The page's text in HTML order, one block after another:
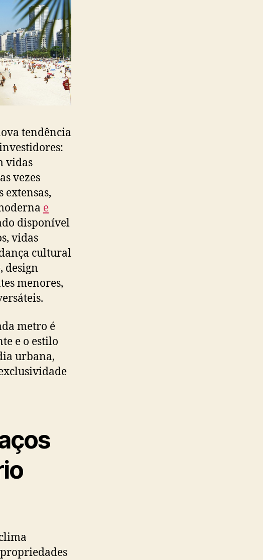
tendência
vidas
vezes
extensas,
e
disponível
vidas
cultural
design
menores,
metro é
e o estilo
urbana,